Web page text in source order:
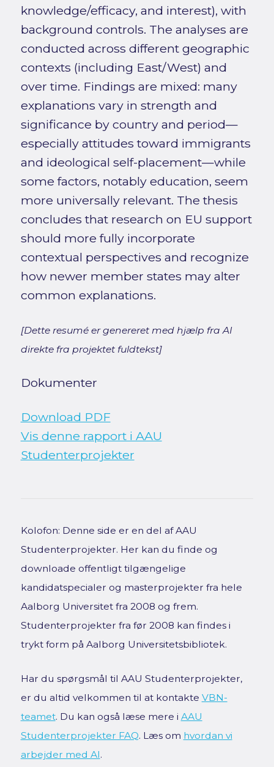
knowledge/efficacy, and interest), with
background controls. The analyses are
conducted across different geographic
contexts (including East/West) and
over time. Findings are mixed: many
explanations vary in strength and
significance by country and period—
especially attitudes toward immigrants
and ideological self-placement—while
some factors, notably education, seem
more universally relevant. The thesis
concludes that research on EU support
should more fully incorporate
contextual perspectives and recognize
how newer member states may alter
common explanations.
[Dette resumé er genereret med hjælp fra AI
direkte fra projektet fuldtekst]
Dokumenter
Download PDF
Vis denne rapport i AAU
Studenterprojekter
Kolofon: Denne side er en del af AAU
Studenterprojekter. Her kan du finde og
downloade offentligt tilgængelige
kandidatspecialer og masterprojekter fra hele
Aalborg Universitet fra 2008 og frem.
Studenterprojekter fra før 2008 kan findes i
trykt form på Aalborg Universitetsbibliotek.
Har du spørgsmål til AAU Studenterprojekter,
er du altid velkommen til at kontakte VBN-
teamet. Du kan også læse mere i AAU
Studenterprojekter FAQ. Læs om hvordan vi
arbejder med AI.